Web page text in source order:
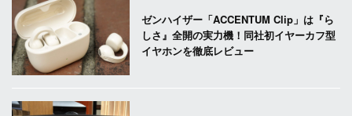
ゼンハイザー「ACCENTUM Clip」は『ら
しさ』全開の実力機！同社初イヤーカフ型
イヤホンを徹底レビュー